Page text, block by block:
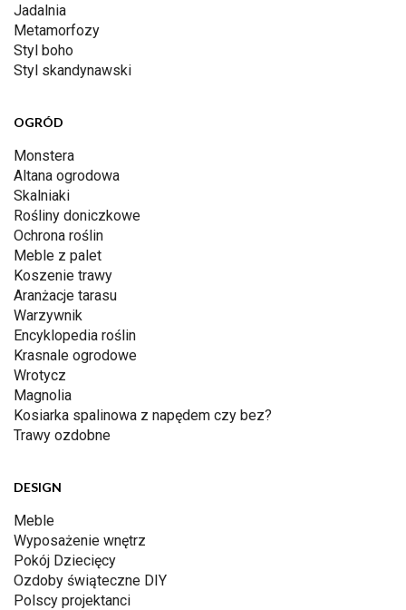
Jadalnia
Metamorfozy
Styl boho
Styl skandynawski
OGRÓD
Monstera
Altana ogrodowa
Skalniaki
Rośliny doniczkowe
Ochrona roślin
Meble z palet
Koszenie trawy
Aranżacje tarasu
Warzywnik
Encyklopedia roślin
Krasnale ogrodowe
Wrotycz
Magnolia
Kosiarka spalinowa z napędem czy bez?
Trawy ozdobne
DESIGN
Meble
Wyposażenie wnętrz
Pokój Dziecięcy
Ozdoby świąteczne DIY
Polscy projektanci